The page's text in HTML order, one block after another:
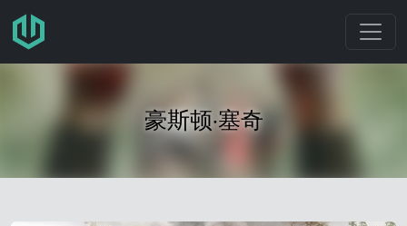
跳转至主要内容
豪斯顿·塞奇